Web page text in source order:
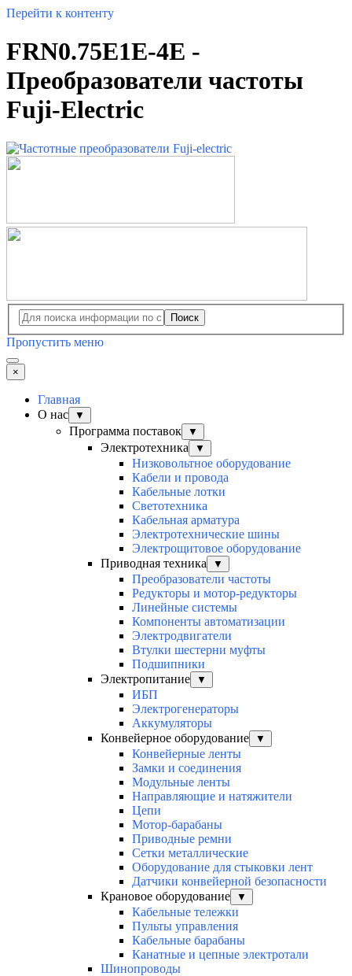
Перейти к контенту
FRN0.75E1E-4E -
Преобразователи частоты
Fuji-Electric
Поиск
Пропустить меню
×
Главная
О нас
▼
Программа поставок ▼
Электротехника ▼
Низковольтное оборудование
Кабели и провода
Кабельные лотки
Светотехника
Кабельная арматура
Электротехнические шины
Электрощитовое оборудование
Приводная техника
▼
Преобразователи частоты
Редукторы и мотор-редукторы
Линейные системы
Компоненты автоматизации
Электродвигатели
Втулки шестерни муфты
Подшипники
Электропитание
▼
ИБП
Электрогенераторы
Аккумуляторы
Конвейерное оборудование
▼
Конвейерные ленты
Замки и соединения
Модульные ленты
Направляющие и натяжители
Цепи
Мотор-барабаны
Приводные ремни
Сетки металлические
Оборудование для стыковки лент
Датчики конвейерной безопасности
Крановое оборудование
▼
Кабельные тележки
Пульты управления
Кабельные барабаны
Канатные и цепные электротали
Шинопроводы